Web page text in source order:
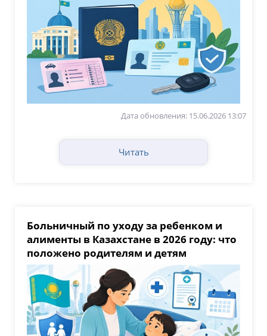
Дата обновления: 15.06.2026 13:07
Читать
Больничный по уходу за ребенком и
алименты в Казахстане в 2026 году: что
положено родителям и детям